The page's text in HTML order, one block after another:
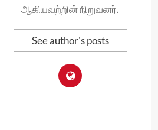
ஆகியவற்றின் நிறுவனர்.
See author's posts